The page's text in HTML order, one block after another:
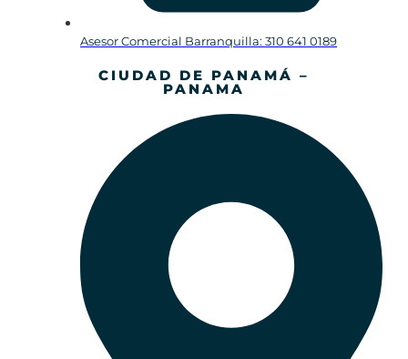
Asesor Comercial Barranquilla: 310 641 0189
CIUDAD DE PANAMÁ –
PANAMA